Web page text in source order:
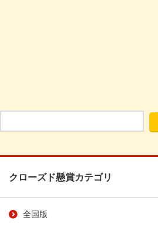
クローズド懸賞カテゴリ
全国版